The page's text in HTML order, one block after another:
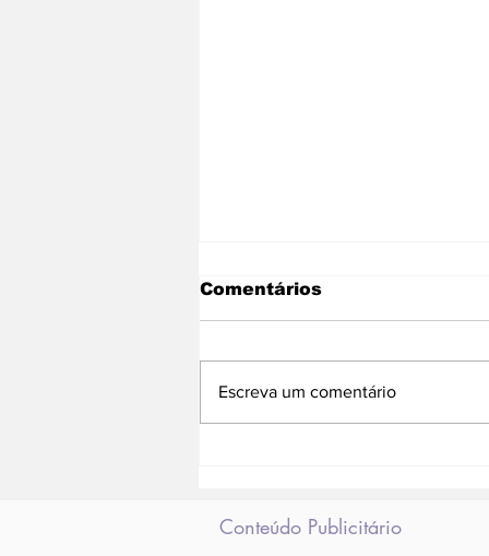
Clarice
Comentários
Escreva um comentário
Conteúdo Publicitário